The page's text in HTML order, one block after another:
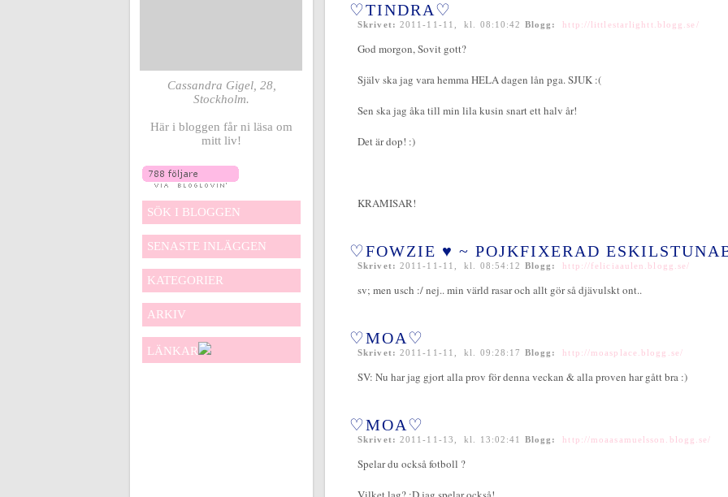
♡TINDRA♡
Skrivet: 2011-11-11, kl. 08:10:42 Blogg: http://littlestarlightt.blogg.se/
God morgon, Sovit gott?
Själv ska jag vara hemma HELA dagen lån pga. SJUK :(
Sen ska jag åka till min lila kusin snart ett halv år!
Det är dop! :)
KRAMISAR!
♡FOWZIE ♥ ~ POJKFIXERAD
Skrivet: 2011-11-11, kl. 08:54:12 Blogg: http://feliciaaulen.blogg.se/
sv; men usch :/ nej.. min värld rasar och allt gör så djävulskt ont..
♡MOA♡
Skrivet: 2011-11-11, kl. 09:28:17 Blogg: http://moasplace.blogg.se/
SV: Nu har jag gjort alla prov för denna veckan & alla proven har gått bra :)
♡MOA♡
Skrivet: 2011-11-13, kl. 13:02:41 Blogg: http://moaasamuelsson.blogg.se/
Spelar du också fotboll ?
Cassandra Gigel, 28,
Stockholm.
Här i bloggen får ni läsa om
mitt liv!
SÖK I BLOGGEN
SENASTE INLÄGGEN
KATEGORIER
ARKIV
LÄNKAR